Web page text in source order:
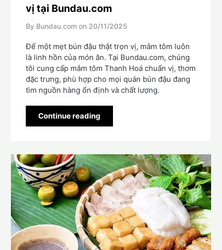
vị tại Bundau.com
By Bundau.com on 20/11/2025
Để một mẹt bún đậu thật trọn vị, mắm tôm luôn
là linh hồn của món ăn. Tại Bundau.com, chúng
tôi cung cấp mắm tôm Thanh Hoá chuẩn vị, thơm
đặc trưng, phù hợp cho mọi quán bún đậu đang
tìm nguồn hàng ổn định và chất lượng.
Continue reading